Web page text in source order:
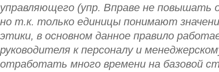
управляющего (упр. Вправе не повышать
но т.к. только единицы понимают
этики, в основном данное правило
руководителя к персоналу и
отработать много времени на базовой